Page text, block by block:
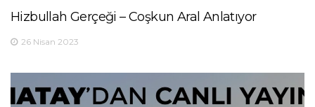
Hizbullah Gerçeği – Coşkun Aral Anlatıyor
26 Nisan 2023